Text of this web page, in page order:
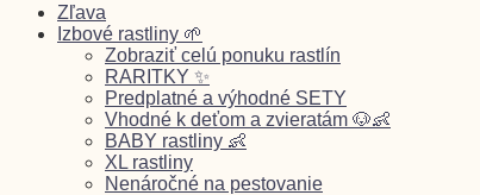
Zľava
Izbové rastliny 🌱
Zobraziť celú ponuku rastlín
RARITKY ✨
Predplatné a výhodné SETY
Vhodné k deťom a zvieratám 🐶👶
BABY rastliny 👶
XL rastliny
Nenáročné na pestovanie